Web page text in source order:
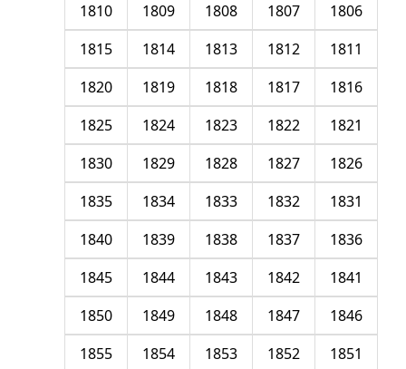
1806
1807
1808
1809
1810
1811
1812
1813
1814
1815
1816
1817
1818
1819
1820
1821
1822
1823
1824
1825
1826
1827
1828
1829
1830
1831
1832
1833
1834
1835
1836
1837
1838
1839
1840
1841
1842
1843
1844
1845
1846
1847
1848
1849
1850
1851
1852
1853
1854
1855